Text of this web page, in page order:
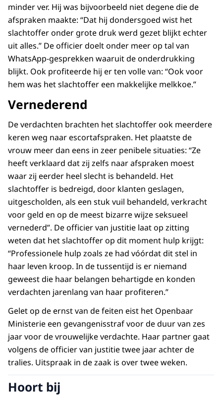
minder ver. Hij was bijvoorbeeld niet degene die de
afspraken maakte: “Dat hij dondersgoed wist het
slachtoffer onder grote druk werd gezet blijkt echter
uit alles.” De officier doelt onder meer op tal van
WhatsApp-gesprekken waaruit de onderdrukking
blijkt. Ook profiteerde hij er ten volle van: “Ook voor
hem was het slachtoffer een makkelijke melkkoe.”
Vernederend
De verdachten brachten het slachtoffer ook meerdere
keren weg naar escortafspraken. Het plaatste de
vrouw meer dan eens in zeer penibele situaties: “Ze
heeft verklaard dat zij zelfs naar afspraken moest
waar zij eerder heel slecht is behandeld. Het
slachtoffer is bedreigd, door klanten geslagen,
uitgescholden, als een stuk vuil behandeld, verkracht
voor geld en op de meest bizarre wijze seksueel
vernederd”. De officier van justitie laat op zitting
weten dat het slachtoffer op dit moment hulp krijgt:
“Professionele hulp zoals ze had vóórdat dit stel in
haar leven kroop. In de tussentijd is er niemand
geweest die haar belangen behartigde en konden
verdachten jarenlang van haar profiteren.”
Gelet op de ernst van de feiten eist het Openbaar
Ministerie een gevangenisstraf voor de duur van zes
jaar voor de vrouwelijke verdachte. Haar partner gaat
volgens de officier van justitie twee jaar achter de
tralies. Uitspraak in de zaak is over twee weken.
Hoort bij